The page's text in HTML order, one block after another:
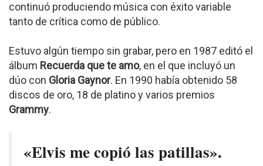
continuó produciendo música con éxito variable
tanto de crítica como de público.
Estuvo algún tiempo sin grabar, pero en 1987 editó el
álbum Recuerda que te amo, en el que incluyó un
dúo con Gloria Gaynor. En 1990 había obtenido 58
discos de oro, 18 de platino y varios premios
Grammy.
«Elvis me copió las patillas».